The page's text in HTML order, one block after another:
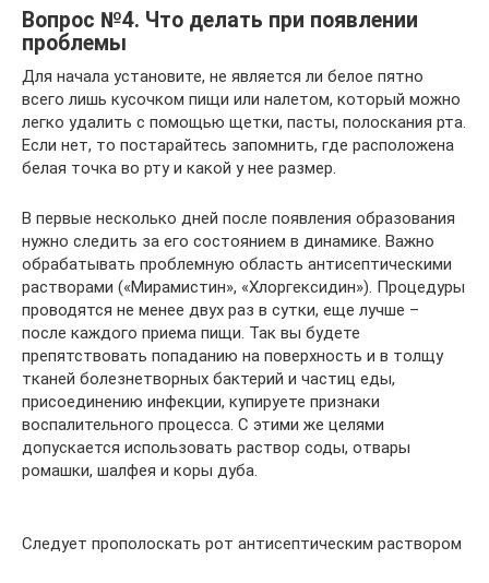
Вопрос №4. Что делать при появлении
проблемы
Для начала установите, не является ли белое пятно
всего лишь кусочком пищи или налетом, который можно
легко удалить с помощью щетки, пасты, полоскания рта.
Если нет, то постарайтесь запомнить, где расположена
белая точка во рту и какой у нее размер.
В первые несколько дней после появления образования
нужно следить за его состоянием в динамике. Важно
обрабатывать проблемную область антисептическими
растворами («Мирамистин», «Хлоргексидин»). Процедуры
проводятся не менее двух раз в сутки, еще лучше –
после каждого приема пищи. Так вы будете
препятствовать попаданию на поверхность и в толщу
тканей болезнетворных бактерий и частиц еды,
присоединению инфекции, купируете признаки
воспалительного процесса. С этими же целями
допускается использовать раствор соды, отвары
ромашки, шалфея и коры дуба.
Следует прополоскать рот антисептическим раствором